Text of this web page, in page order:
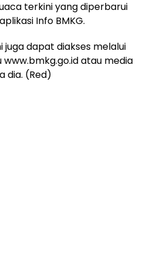
terkini yang diperbarui
Info BMKG.
juga dapat diakses melalui
www.bmkg.go.id atau media
dia. (Red)